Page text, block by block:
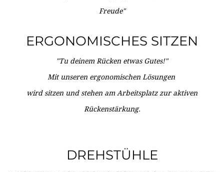
Freude"
ERGONOMISCHES SITZEN
"Tu deinem Rücken etwas Gutes!"
Mit unseren ergonomischen Lösungen
wird sitzen und stehen am Arbeitsplatz zur aktiven
Rückenstärkung.
DREHSTÜHLE